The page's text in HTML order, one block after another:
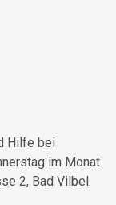
Hilfe bei
im Monat
2, Bad Vilbel.